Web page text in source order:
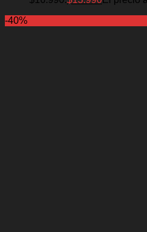
-40%